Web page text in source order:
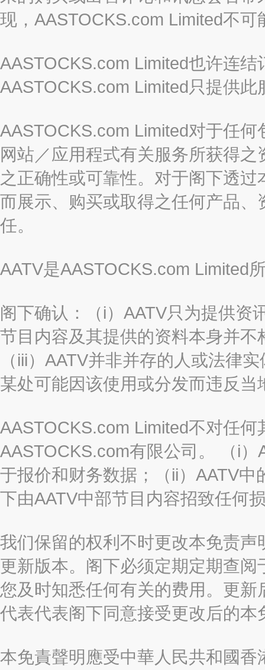
现，AASTOCKS.com Limited不
AASTOCKS.com Limited也许连
AASTOCKS.com Limited只提供
AASTOCKS.com Limited对于任
网站／应用程式有关服务所获得
之正确性或可靠性。对于阁下透
而展示、购买或取得之任何产品
任。
AATV是AASTOCKS.com Limited
阁下确认：（i）AATV只为提供资
节目内容及其提供的资料本身并
（iii）AATV并非并存的人或法律
某处可能因该使用或分发而违反当
AASTOCKS.com Limited不对任
AASTOCKS.com有限公司。 （i
于报价和财务数据；（ii）AATV
下由AATV中部节目内容招致任何
我们保留的权利不时更改本免责
更新版本。阁下必须定期定期查
您及时知悉任何有关的费用。更
代表代表阁下同意接受更改后的本
本免責聲明應受中華人民共和國